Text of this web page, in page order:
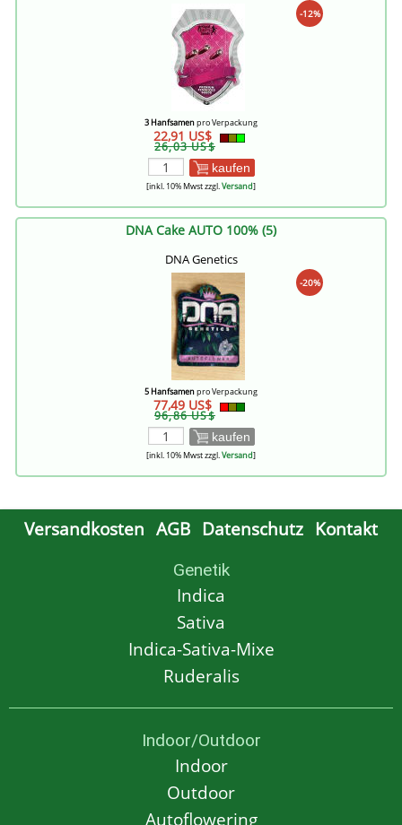
-12%
3 Hanfsamenpro Verpackung
22,91 US$
26,03 US$
kaufen
[inkl. 10% Mwst zzgl.Versand]
DNA Cake AUTO 100% (5)
DNA Genetics
-20%
5 Hanfsamenpro Verpackung
77,49 US$
96,86 US$
kaufen
[inkl. 10% Mwst zzgl.Versand]
Versandkosten AGB Datenschutz Kontakt
Genetik
Indica
Sativa
Indica-Sativa-Mixe
Ruderalis
Indoor/Outdoor
Indoor
Outdoor
Autoflowering